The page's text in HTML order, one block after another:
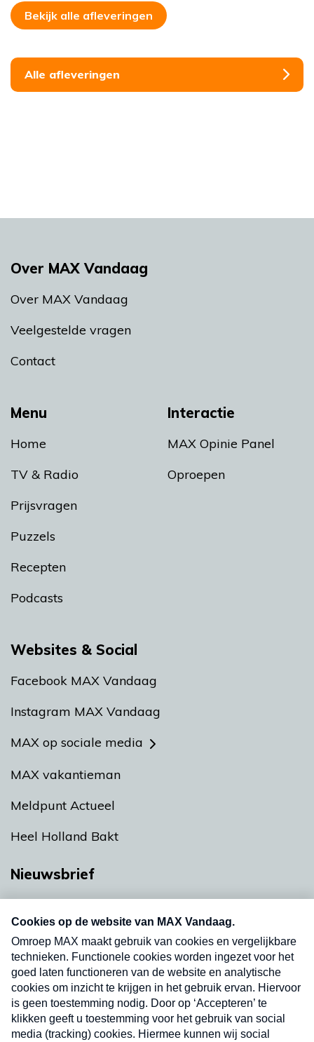
Bekijk alle afleveringen
Alle afleveringen
Menu
Home
TV & Radio
Prijsvragen
Puzzels
Recepten
Podcasts
Interactie
MAX Opinie Panel
Oproepen
Over MAX Vandaag
Over MAX Vandaag
Veelgestelde vragen
Contact
Websites & Social
Facebook MAX Vandaag
Instagram MAX Vandaag
MAX op sociale media
MAX vakantieman
Meldpunt Actueel
Heel Holland Bakt
Nieuwsbrief
nieuwsbrief. Elke vrijdag- en dinsdagochtend in
uw mailbox.
Verzend